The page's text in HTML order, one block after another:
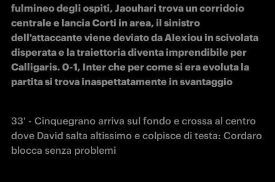
fulmineo degli ospiti, Jaouhari trova un corridoio
centrale e lancia Corti in area, il sinistro
dell'attaccante viene deviato da Alexiou in scivolata
disperata e la traiettoria diventa imprendibile per
Calligaris. 0-1, Inter che per come si era evoluta la
partita si trova inaspettatamente in svantaggio
33' - Cinquegrano arriva sul fondo e crossa al centro
dove David salta altissimo e colpisce di testa: Cordaro
blocca senza problemi